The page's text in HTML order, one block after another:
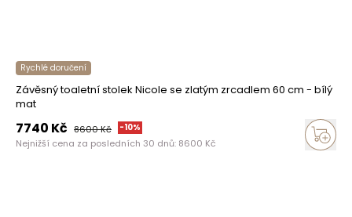
Rychlé doručení
Závěsný toaletní stolek Nicole se zlatým zrcadlem 60 cm - bílý
mat
7740 Kč 8600Kč -10%
Nejnižší cena za posledních 30 dnů: 8600 Kč